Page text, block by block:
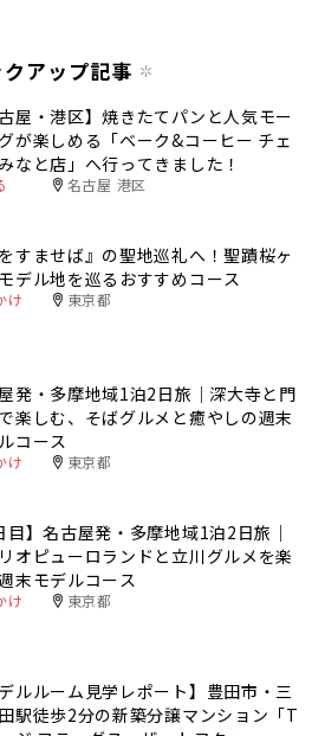
クアップ記事
古屋・港区】焼きたてパンと人気モー
が楽しめる「ベーク&コーヒー チェ
なと店」へ行ってきました！
名古屋 港区
をすませば』の聖地巡礼へ！聖蹟桜ヶ
デル地を巡るおすすめコース
け 東京都
発・多摩地域1泊2日旅｜深大寺と門
楽しむ、そばグルメと癒やしの週末
コース
け 東京都
目】名古屋発・多摩地域1泊2日旅｜
オピューロランドと立川グルメを楽
末モデルコース
け 東京都
デルルーム見学レポート】豊田市・三
駅徒歩2分の新築分譲マンション「T